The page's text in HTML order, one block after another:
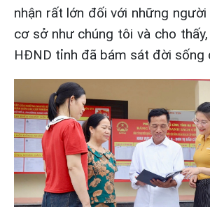
nhận rất lớn đối với những
cơ sở như chúng tôi và cho
HĐND tỉnh đã bám sát đời sống